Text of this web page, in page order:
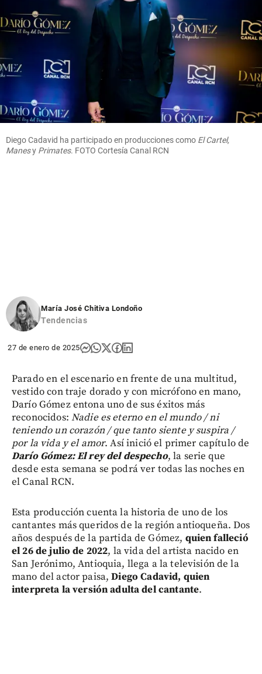
Diego Cadavid ha participado en producciones como El Cartel,
Manesy Primates. FOTO Cortesía Canal RCN
María José Chitiva Londoño
Tendencias
27 de enero de 2025
Parado en el escenario en frente de una multitud,
vestido con traje dorado y con micrófono en mano,
Darío Gómez entona uno de sus éxitos más
reconocidos: Nadie es eterno en el mundo / ni
teniendo un corazón / que tanto siente y suspira /
por la vida y el amor. Así inició el primer capítulo de
Darío Gómez: El rey del despecho, la serie que
desde esta semana se podrá ver todas las noches en
el Canal RCN.
Esta producción cuenta la historia de uno de los
cantantes más queridos de la región antioqueña. Dos
años después de la partida de Gómez, quien falleció
el 26 de julio de 2022, la vida del artista nacido en
San Jerónimo, Antioquia, llega a la televisión de la
mano del actor paisa,Diego Cadavid, quien
interpreta la versión adulta del cantante.